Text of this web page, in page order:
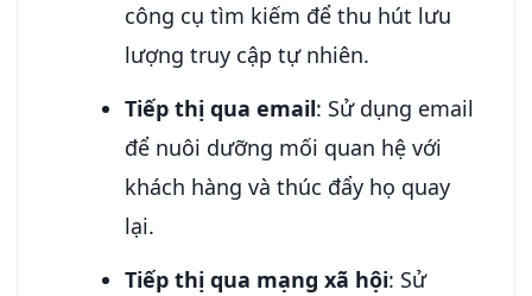
công cụ tìm kiếm để thu hút lưu
lượng truy cập tự nhiên.
Tiếp thị qua email: Sử dụng email
để nuôi dưỡng mối quan hệ với
khách hàng và thúc đẩy họ quay
lại.
Tiếp thị qua mạng xã hội: Sử